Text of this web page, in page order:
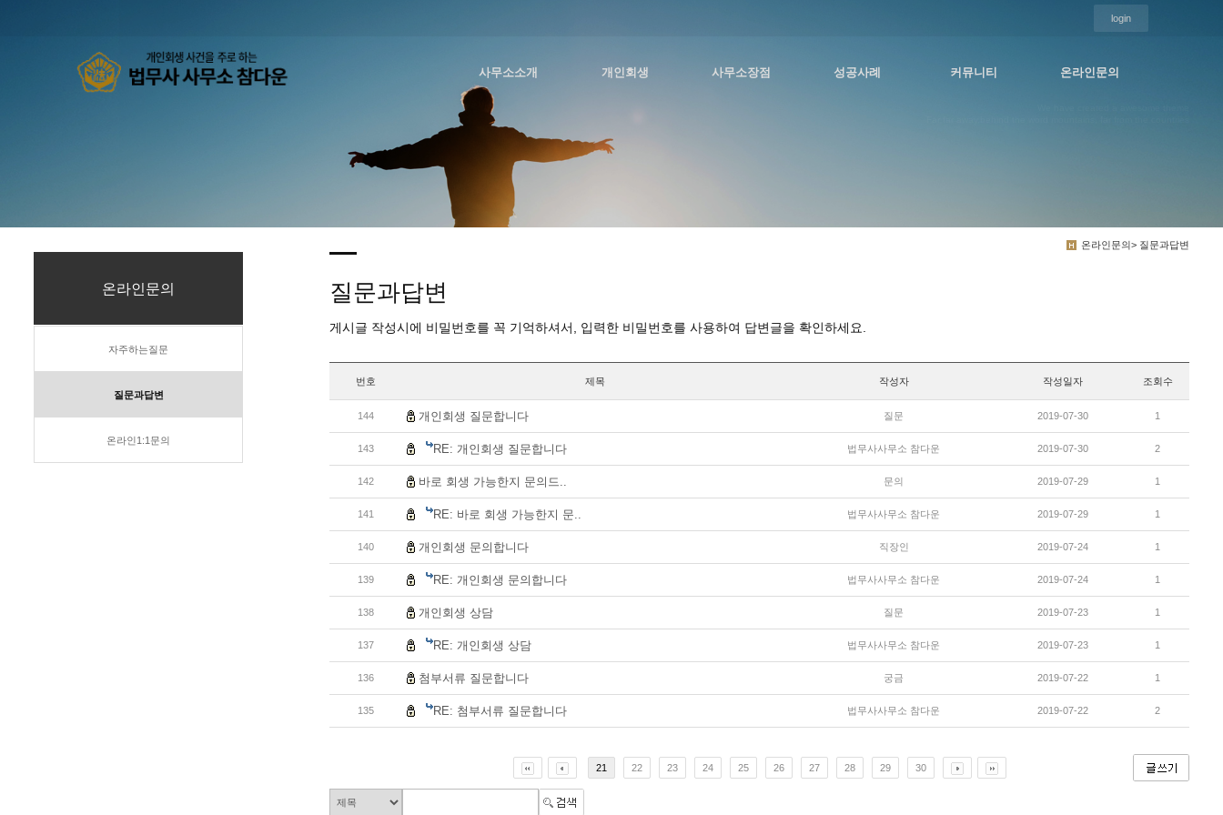
login
사무소소개 개인회생 사무소장점 성공사례 커뮤니티 온라인문의
온라인문의> 질문과답변
온라인문의
자주하는질문
질문과답변
온라인1:1문의
질문과답변
게시글 작성시에 비밀번호를 꼭 기억하셔서, 입력한 비밀번호를 사용하여 답변글을 확인하세요.
번호 제목 작성자 작성일자 조회수
144 개인회생 질문합니다 질문 2019-07-30 1
143 RE: 개인회생 질문합니다 법무사사무소 참다운 2019-07-30 2
142 바로 회생 가능한지 문의드.. 문의 2019-07-29 1
141 RE: 바로 회생 가능한지 문.. 법무사사무소 참다운 2019-07-29 1
140 개인회생 문의합니다 직장인 2019-07-24 1
139 RE: 개인회생 문의합니다 법무사사무소 참다운 2019-07-24 1
138 개인회생 상담 질문 2019-07-23 1
137 RE: 개인회생 상담 법무사사무소 참다운 2019-07-23 1
136 첨부서류 질문합니다 궁금 2019-07-22 1
135 RE: 첨부서류 질문합니다 법무사사무소 참다운 2019-07-22 2
21 22 23 24 25 26 27 28 29 30